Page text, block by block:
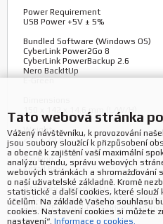
Power Requirement
USB Power +5V ± 5%
Bundled Software (Windows OS)
CyberLink Power2Go 8
CyberLink PowerBackup 2.6
Nero BackItUp
E-Green
150 x 142 x 14.6 mm (L/W/H)
Weight
255 ± 20 g
Packing
Retail Box
Stránky o produktu:
https://www.asus.com/
Drives/External-DVD-Drive/
Tato webová stránka
Vážený návštěvníku, k provozování
jsou soubory sloužící k přizpůsobení
a obecně k zajištění vaší maximální
analýzu trendu, správu webových
webových stránkách a shromažďování
o naší uživatelské základně. Kromě
statistické a další cookies, které
účelům. Na základě Vašeho souhlasu
cookies. Nastavení cookies si můžete
nastavení“. Informace o cookies.